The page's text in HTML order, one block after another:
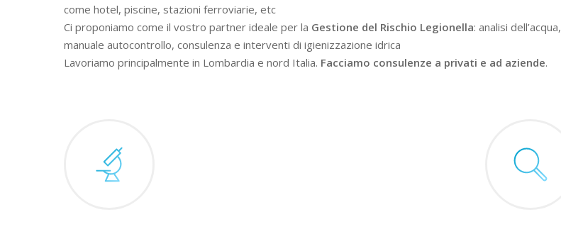
come hotel, piscine, stazioni ferroviarie, etc
Ci proponiamo come il vostro partner ideale per la Gestione del Rischio Legionella: analisi dell’acqua,
manuale autocontrollo, consulenza e interventi di igienizzazione idrica
Lavoriamo principalmente in Lombardia e nord Italia. Facciamo consulenze a privati e ad aziende.